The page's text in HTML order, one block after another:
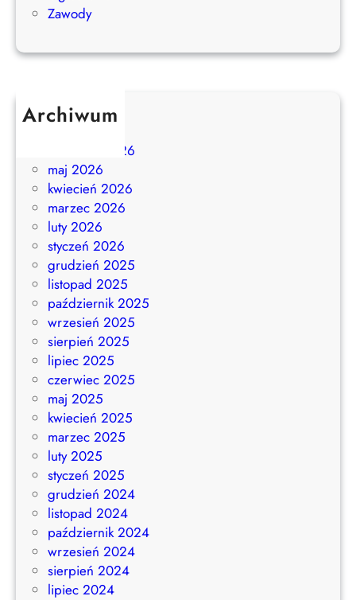
Zawody
Archiwum
czerwiec 2026
maj 2026
kwiecień 2026
marzec 2026
luty 2026
styczeń 2026
grudzień 2025
listopad 2025
październik 2025
wrzesień 2025
sierpień 2025
lipiec 2025
czerwiec 2025
maj 2025
kwiecień 2025
marzec 2025
luty 2025
styczeń 2025
grudzień 2024
listopad 2024
październik 2024
wrzesień 2024
sierpień 2024
lipiec 2024